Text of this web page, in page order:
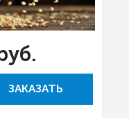
ЗАКАЗАТЬ